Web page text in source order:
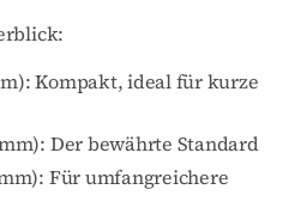
Kompakt, ideal für kurze
Der bewährte Standard
Für umfangreichere